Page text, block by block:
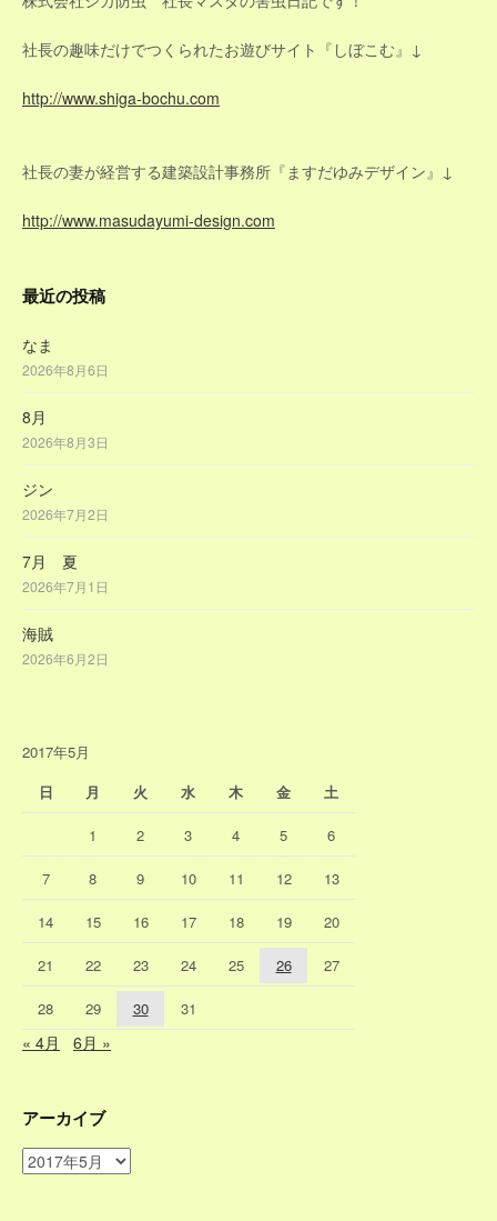
社長の趣味だけでつくられたお遊びサイト『しぼこむ』↓
http://www.shiga-bochu.com
社長の妻が経営する建築設計事務所『ますだゆみデザイン』↓
http://www.masudayumi-design.com
最近の投稿
なま
2026年8月6日
8月
2026年8月3日
ジン
2026年7月2日
7月 夏
2026年7月1日
海賊
2026年6月2日
2017年5月
日
月 火 水 木 金 土
1 2 3 4 5 6
7 8 9 10 11 12 13
14 15 16 17 18 19 20
21 22 23 24 25 26 27
28 29 30 31
« 4月 6月 »
アーカイブ
ア